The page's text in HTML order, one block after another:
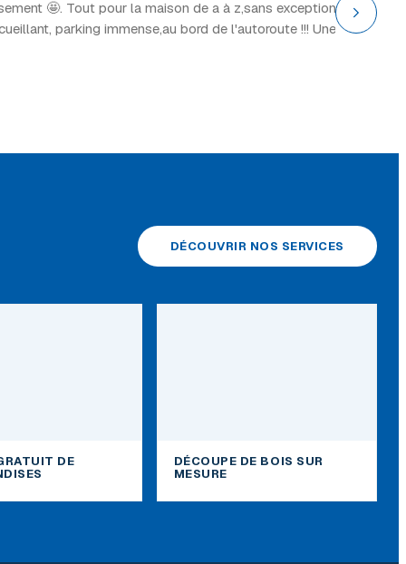
🤩. Tout pour la maison de a à z,sans exception
parking immense,au bord de l'autoroute !!! Une
“Grand
DÉCOUVRIR NOS SERVICES
DE
DÉCOUPE DE BOIS SUR
MESURE